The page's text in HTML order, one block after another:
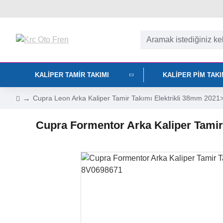
KALIPER TAMIR TAKIMI KALIPER PIM
Cupra Leon Arka Kaliper Tamir Takımı Elektrikli 38mm
Cupra Formentor Arka Kaliper